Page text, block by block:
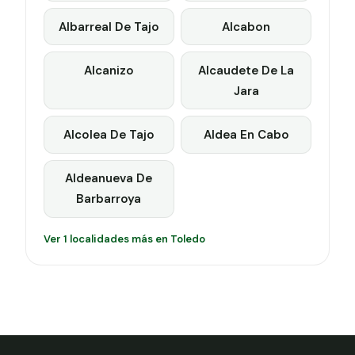
Albarreal De Tajo Alcabon
Alcanizo
Alcaudete De La
Jara
Alcolea De Tajo Aldea En Cabo
Aldeanueva De
Barbarroya
Ver 1 localidades más en Toledo